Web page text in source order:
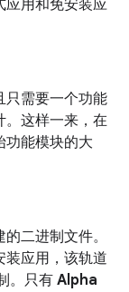
应用和免安装应
只需要一个功能
。这样一来，在
功能模块的大
二进制文件。
装应用，该轨道
。只有Alpha